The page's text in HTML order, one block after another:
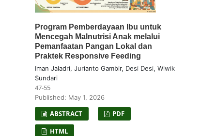
Program Pemberdayaan Ibu untuk
Mencegah Malnutrisi Anak melalui
Pemanfaatan Pangan Lokal dan
Praktek Responsive Feeding
Iman Jaladri, Jurianto Gambir, Desi Desi, Wiwik
Sundari
47-55
Published: May 1, 2026
ABSTRACT
PDF
HTML